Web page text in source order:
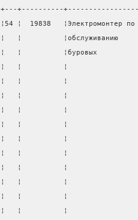
+---+----------
¦54 ¦  19838
¦   ¦          ¦обслуживанию
¦   ¦          ¦буровых
¦   ¦          ¦
¦   ¦          ¦
¦   ¦          ¦
¦   ¦          ¦
¦   ¦          ¦
¦   ¦          ¦                  ¦с
¦   ¦          ¦
¦   ¦          ¦
¦   ¦          ¦
¦   ¦          ¦
¦   ¦          ¦